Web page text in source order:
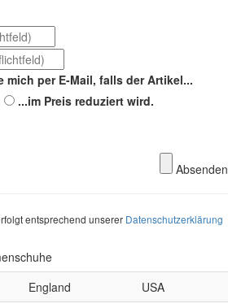
per E-Mail, falls der Artikel...
...im Preis reduziert wird.
Absenden
entsprechend unserer Datenschutzerklärung
England
USA